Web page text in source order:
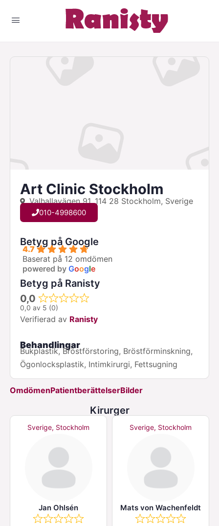
Art Clinic Stockholm
Valhallavägen 91, 114 28 Stockholm, Sverige
010-4998600
Betyg på Google
4.7
Baserat på 12 omdömen
powered by Google
Betyg på Ranisty
0,0
0,0 av 5 (0)
Verifierad av Ranisty
Behandlingar
Bukplastik, Bröstförstoring, Bröstförminskning,
Ögonlocksplastik, Intimkirurgi, Fettsugning
OmdömenPatientberättelserBilder
Kirurger
Sverige, Stockholm
Jan Ohlsén
Sverige, Stockholm
Mats von Wachenfeldt